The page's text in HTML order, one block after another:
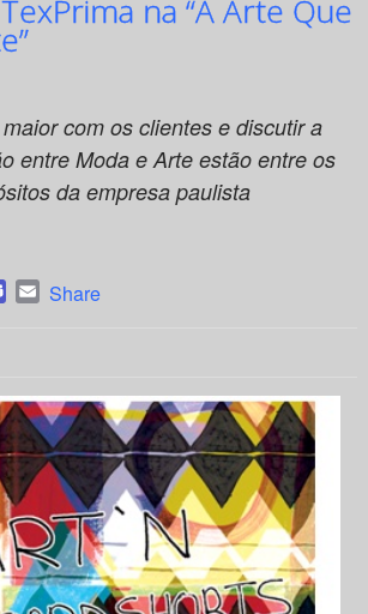
na “A Arte Que
com os clientes e discutir a
entre Moda e Arte estão entre os
da empresa paulista
TeamsEmail
Share